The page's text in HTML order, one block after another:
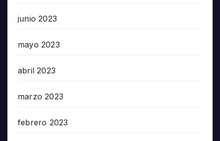
junio 2023
mayo 2023
abril 2023
marzo 2023
febrero 2023